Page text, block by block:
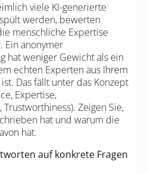
viele KI-generierte
werden, bewerten
menschliche Expertise
Ein anonymer
hat weniger Gewicht als ein
echten Experten aus Ihrem
Das fällt unter das Konzept
Expertise,
Trustworthiness). Zeigen Sie,
hat und warum die
hat.
auf konkrete Fragen